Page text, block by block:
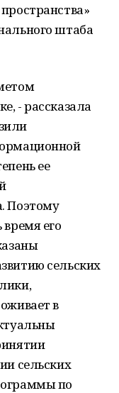
штаба
- рассказала
ее
Поэтому
его
сельских
в
сельских
по